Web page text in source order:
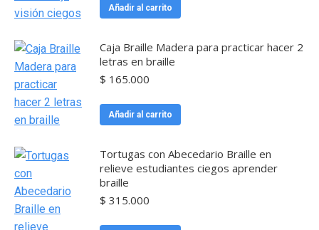
Añadir al carrito
Caja Braille Madera para practicar hacer 2
letras en braille
$ 165.000
Añadir al carrito
Tortugas con Abecedario Braille en
relieve estudiantes ciegos aprender
braille
$ 315.000